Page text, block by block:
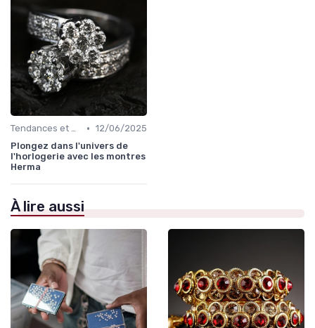
Tendances et Conseils de Style • 12/06/2025
Plongez dans l'univers de
l'horlogerie avec les montres
Herma
À lire aussi